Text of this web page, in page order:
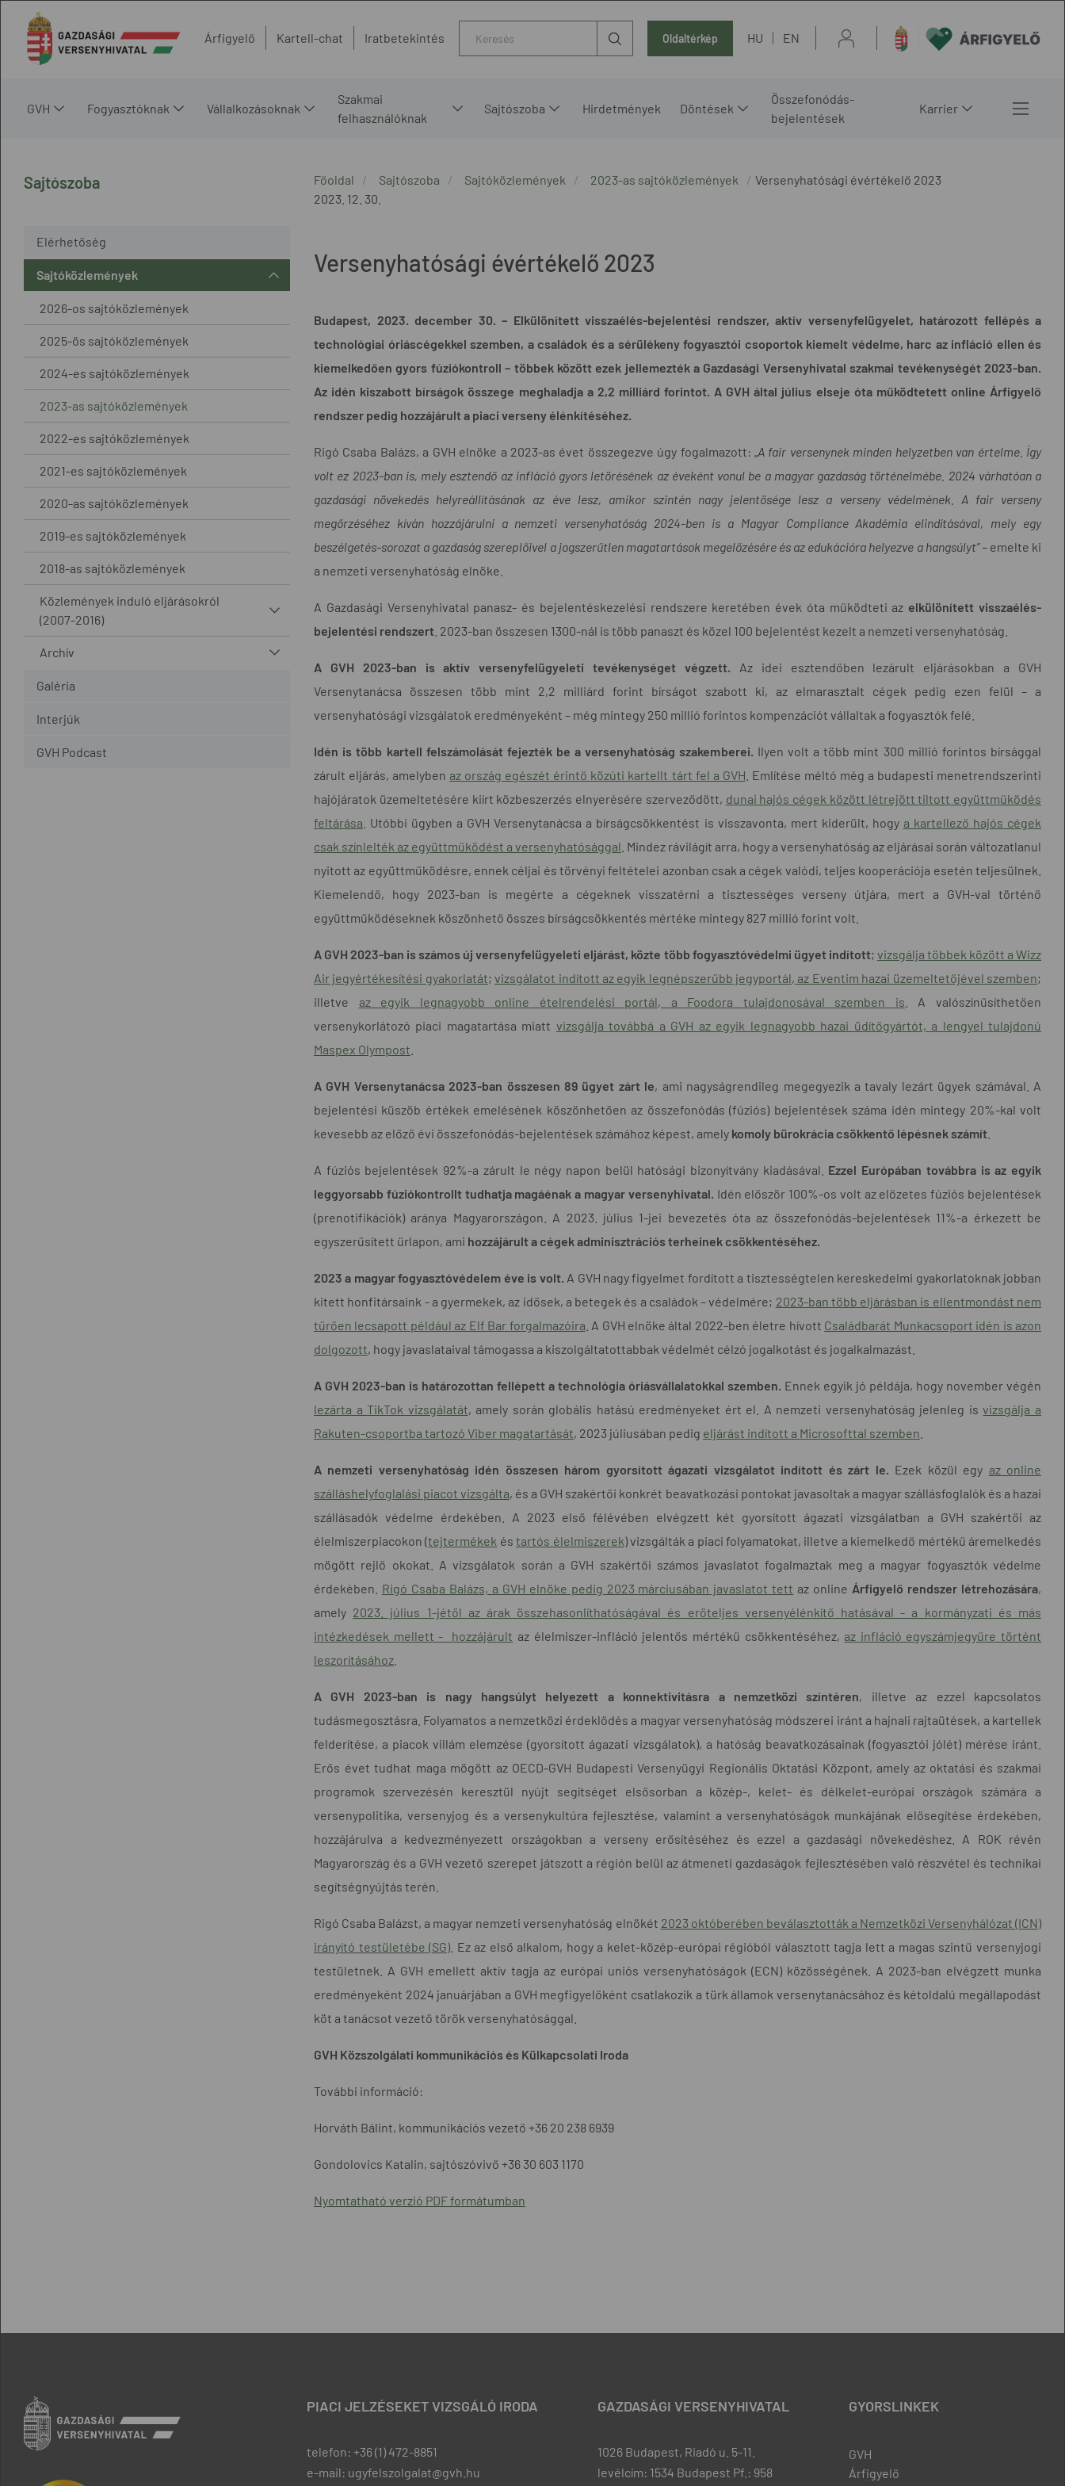
Árfigyelő Kartell-chat Iratbetekintés Oldaltérkép HU EN
GVH Fogyasztóknak Vállalkozásoknak
Szakmai
felhasználóknak
Sajtószoba Hirdetmények Döntések
Összefonódás-
bejelentések
Karrier
Sajtószoba
Elérhetőség
Sajtóközlemények
2026-os sajtóközlemények
2025-ös sajtóközlemények
2024-es sajtóközlemények
2023-as sajtóközlemények
2022-es sajtóközlemények
2021-es sajtóközlemények
2020-as sajtóközlemények
2019-es sajtóközlemények
2018-as sajtóközlemények
Közlemények induló eljárásokról
(2007-2016)
Archív
Galéria
Interjúk
GVH Podcast
Főoldal Sajtószoba Sajtóközlemények 2023-as sajtóközlemények
Versenyhatósági évértékelő 2023
2023. 12. 30.
Versenyhatósági évértékelő 2023
Budapest, 2023. december 30. – Elkülönített visszaélés-bejelentési rendszer, aktív versenyfelügyelet, határozott fellépés a
technológiai óriáscégekkel szemben, a családok és a sérülékeny fogyasztói csoportok kiemelt védelme, harc az infláció ellen és
kiemelkedően gyors fúziókontroll – többek között ezek jellemezték a Gazdasági Versenyhivatal szakmai tevékenységét 2023-ban.
Az idén kiszabott bírságok összege meghaladja a 2,2 milliárd forintot. A GVH által július elseje óta működtetett online Árfigyelő
rendszer pedig hozzájárult a piaci verseny élénkítéséhez.
Rigó Csaba Balázs, a GVH elnöke a 2023-as évet összegezve úgy fogalmazott: „A fair versenynek minden helyzetben van értelme. Így
volt ez 2023-ban is, mely esztendő az infláció gyors letörésének az éveként vonul be a magyar gazdaság történelmébe. 2024 várhatóan a
gazdasági növekedés helyreállításának az éve lesz, amikor szintén nagy jelentősége lesz a verseny védelmének. A fair verseny
megőrzéséhez kíván hozzájárulni a nemzeti versenyhatóság 2024-ben is a Magyar Compliance Akadémia elindításával, mely egy
beszélgetés-sorozat a gazdaság szereplőivel a jogszerűtlen magatartások megelőzésére és az edukációra helyezve a hangsúlyt”– emelte ki
a nemzeti versenyhatóság elnöke.
A Gazdasági Versenyhivatal panasz- és bejelentéskezelési rendszere keretében évek óta működteti az elkülönített visszaélés-
bejelentési rendszert . 2023-ban összesen 1300-nál is több panaszt és közel 100 bejelentést kezelt a nemzeti versenyhatóság.
A GVH 2023-ban is aktív versenyfelügyeleti tevékenységet végzett. Az idei esztendőben lezárult eljárásokban a GVH
Versenytanácsa összesen több mint 2,2 milliárd forint bírságot szabott ki, az elmarasztalt cégek pedig ezen felül – a
versenyhatósági vizsgálatok eredményeként – még mintegy 250 millió forintos kompenzációt vállaltak a fogyasztók felé.
Idén is több kartell felszámolását fejezték be a versenyhatóság szakemberei. Ilyen volt a több mint 300 millió forintos bírsággal
zárult eljárás, amelyben az ország egészét érintő közúti kartellt tárt fel a GVH . Említése méltó még a budapesti menetrendszerinti
hajójáratok üzemeltetésére kiírt közbeszerzés elnyerésére szerveződött, dunai hajós cégek között létrejött tiltott együttműködés
feltárása . Utóbbi ügyben a GVH Versenytanácsa a bírságcsökkentést is visszavonta, mert kiderült, hogy a kartellező hajós cégek
csak színlelték az együttműködést a versenyhatósággal . Mindez rávilágít arra, hogy a versenyhatóság az eljárásai során változatlanul
nyitott az együttműködésre, ennek céljai és törvényi feltételei azonban csak a cégek valódi, teljes kooperációja esetén teljesülnek.
Kiemelendő, hogy 2023-ban is megérte a cégeknek visszatérni a tisztességes verseny útjára, mert a GVH-val történő
együttműködéseknek köszönhető összes bírságcsökkentés mértéke mintegy 827 millió forint volt.
A GVH 2023-ban is számos új versenyfelügyeleti eljárást, közte több fogyasztóvédelmi ügyet indított; vizsgálja többek között a Wizz
Air jegyértékesítési gyakorlatát;vizsgálatot indított az egyik legnépszerűbb jegyportál, az Eventim hazai üzemeltetőjével szemben;
illetve az egyik legnagyobb online ételrendelési portál, a Foodora tulajdonosával szemben is . A valószínűsíthetően
versenykorlátozó piaci magatartása miatt vizsgálja továbbá a GVH az egyik legnagyobb hazai üdítőgyártót, a lengyel tulajdonú
Maspex Olympost
A GVH Versenytanácsa 2023-ban összesen 89 ügyet zárt le, ami nagyságrendileg megegyezik a tavaly lezárt ügyek számával. A
bejelentési küszöb értékek emelésének köszönhetően az összefonódás (fúziós) bejelentések száma idén mintegy 20%-kal volt
kevesebb az előző évi összefonódás-bejelentések számához képest, amely komoly bürokrácia csökkentő lépésnek számít
A fúziós bejelentések 92%-a zárult le négy napon belül hatósági bizonyítvány kiadásával. Ezzel Európában továbbra is az egyik
leggyorsabb fúziókontrollt tudhatja magáénak a magyar versenyhivatal. Idén először 100%-os volt az előzetes fúziós bejelentések
(prenotifikációk) aránya Magyarországon. A 2023. július 1-jei bevezetés óta az összefonódás-bejelentések 11%-a érkezett be
egyszerűsített űrlapon, ami hozzájárult a cégek adminisztrációs terheinek csökkentéséhez.
2023 a magyar fogyasztóvédelem éve is volt. A GVH nagy figyelmet fordított a tisztességtelen kereskedelmi gyakorlatoknak jobban
kitett honfitársaink - a gyermekek, az idősek, a betegek és a családok – védelmére; 2023-ban több eljárásban is ellentmondást nem
tűrően lecsapott például az Elf Bar forgalmazóira . A GVH elnöke által 2022-ben életre hívott Családbarát Munkacsoport idén is azon
dolgozott, hogy javaslataival támogassa a kiszolgáltatottabbak védelmét célzó jogalkotást és jogalkalmazást.
A GVH 2023-ban is határozottan fellépett a technológia óriásvállalatokkal szemben. Ennek egyik jó példája, hogy november végén
lezárta a TikTok vizsgálatát, amely során globális hatású eredményeket ért el. A nemzeti versenyhatóság jelenleg isvizsgálja a
Rakuten-csoportba tartozó Viber magatartását, 2023 júliusában pedig eljárást indított a Microsofttal szemben
A nemzeti versenyhatóság idén összesen három gyorsított ágazati vizsgálatot indított és zárt le. Ezek közül egy az online
szálláshelyfoglalási piacot vizsgálta, és a GVH szakértői konkrét beavatkozási pontokat javasoltak a magyar szállásfoglalók és a hazai
szállásadók védelme érdekében. A 2023 első félévében elvégzett két gyorsított ágazati vizsgálatban a GVH szakértői az
élelmiszerpiacokon (tejtermékek éstartós élelmiszerek) vizsgálták a piaci folyamatokat, illetve a kiemelkedő mértékű áremelkedés
mögött rejlő okokat. A vizsgálatok során a GVH szakértői számos javaslatot fogalmaztak meg a magyar fogyasztók védelme
érdekében. Rigó Csaba Balázs, a GVH elnöke pedig 2023 márciusában javaslatot tett az online Árfigyelő rendszer létrehozására,
amely 2023. július 1-jétől az árak összehasonlíthatóságával és erőteljes versenyélénkítő hatásával - a kormányzati és más
intézkedések mellett -
hozzájárult az élelmiszer-infláció jelentős mértékű csökkentéséhez, az infláció egyszámjegyűre történt
leszorításához
A GVH 2023-ban is nagy hangsúlyt helyezett a konnektivitásra a nemzetközi színtéren, illetve az ezzel kapcsolatos
tudásmegosztásra. Folyamatos a nemzetközi érdeklődés a magyar versenyhatóság módszerei iránt a hajnali rajtaütések, a kartellek
felderítése, a piacok villám elemzése (gyorsított ágazati vizsgálatok), a hatóság beavatkozásainak (fogyasztói jólét) mérése iránt.
Erős évet tudhat maga mögött az OECD-GVH Budapesti Versenyügyi Regionális Oktatási Központ, amely az oktatási és szakmai
programok szervezésén keresztül nyújt segítséget elsősorban a közép-, kelet- és délkelet-európai országok számára a
versenypolitika, versenyjog és a versenykultúra fejlesztése, valamint a versenyhatóságok munkájának elősegítése érdekében,
hozzájárulva a kedvezményezett országokban a verseny erősítéséhez és ezzel a gazdasági növekedéshez. A ROK révén
Magyarország és a GVH vezető szerepet játszott a régión belül az átmeneti gazdaságok fejlesztésében való részvétel és technikai
segítségnyújtás terén.
Rigó Csaba Balázst, a magyar nemzeti versenyhatóság elnökét 2023 októberében beválasztották a Nemzetközi Versenyhálózat (ICN)
irányító testületébe (SG) . Ez az első alkalom, hogy a kelet-közép-európai régióból választott tagja lett a magas szintű versenyjogi
testületnek. A GVH emellett aktív tagja az európai uniós versenyhatóságok (ECN) közösségének. A 2023-ban elvégzett munka
eredményeként 2024 januárjában a GVH megfigyelőként csatlakozik a türk államok versenytanácsához és kétoldalú megállapodást
köt a tanácsot vezető török versenyhatósággal.
GVH Közszolgálati kommunikációs és Külkapcsolati Iroda
További információ:
Horváth Bálint, kommunikációs vezető +36 20 238 6939
Gondolovics Katalin, sajtószóvivő +36 30 603 1170
Nyomtatható verzió PDF formátumban
PIACI JELZÉSEKET VIZSGÁLÓ IRODA
telefon: +36 (1) 472-8851
e-mail: ugyfelszolgalat@gvh.hu
GAZDASÁGI VERSENYHIVATAL
1026 Budapest, Riadó u. 5-11.
levélcím: 1534 Budapest Pf.: 958
GYORSLINKEK
GVH
Árfigyelő